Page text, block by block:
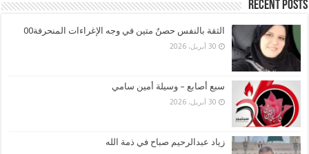
Recent Posts
الثقة بالنفس حصنٌ متين في وجه الإغراءات المنحرفة00
30 أبريل، 2026
سبع أصابع – وسيلة أمين سامي
30 أبريل، 2026
زياد عبدالرحيم صباح في ذمة الله